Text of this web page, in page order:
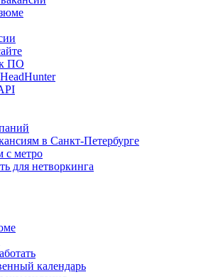
к ПО
в Санкт-Петербурге
с метро
для нетворкинга
календарь